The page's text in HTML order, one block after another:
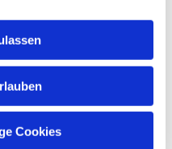
Cookies